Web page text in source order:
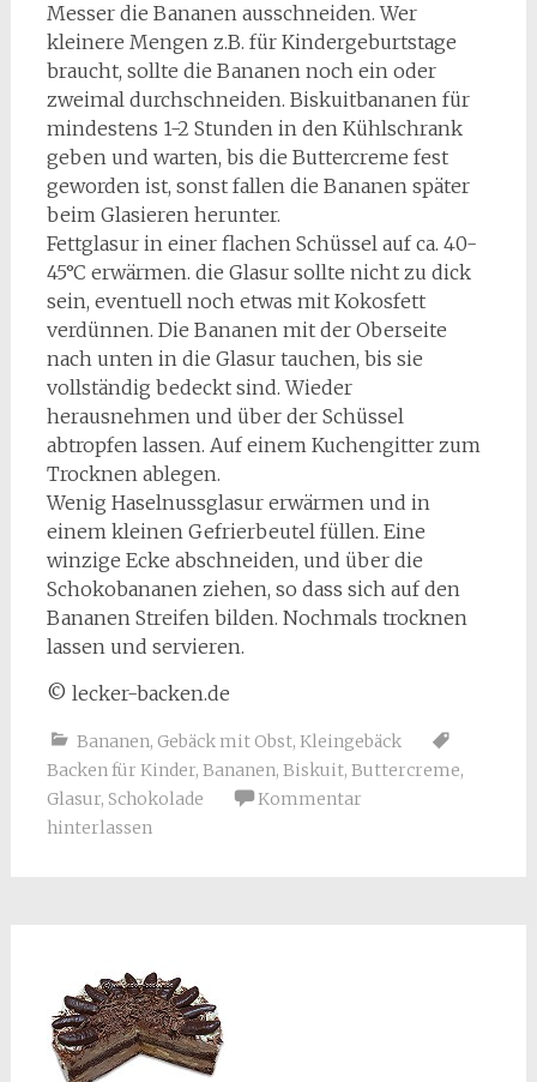
Messer die Bananen ausschneiden. Wer
kleinere Mengen z.B. für Kindergeburtstage
braucht, sollte die Bananen noch ein oder
zweimal durchschneiden. Biskuitbananen für
mindestens 1-2 Stunden in den Kühlschrank
geben und warten, bis die Buttercreme fest
geworden ist, sonst fallen die Bananen später
beim Glasieren herunter.
Fettglasur in einer flachen Schüssel auf ca. 40-
45°C erwärmen. die Glasur sollte nicht zu dick
sein, eventuell noch etwas mit Kokosfett
verdünnen. Die Bananen mit der Oberseite
nach unten in die Glasur tauchen, bis sie
vollständig bedeckt sind. Wieder
herausnehmen und über der Schüssel
abtropfen lassen. Auf einem Kuchengitter zum
Trocknen ablegen.
Wenig Haselnussglasur erwärmen und in
einem kleinen Gefrierbeutel füllen. Eine
winzige Ecke abschneiden, und über die
Schokobananen ziehen, so dass sich auf den
Bananen Streifen bilden. Nochmals trocknen
lassen und servieren.
© lecker-backen.de
Bananen, Gebäck mit Obst, Kleingebäck
Backen für Kinder, Bananen, Biskuit, Buttercreme,
Glasur, Schokolade
Kommentar
hinterlassen